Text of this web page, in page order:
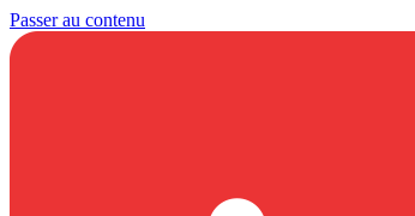
Passer au contenu